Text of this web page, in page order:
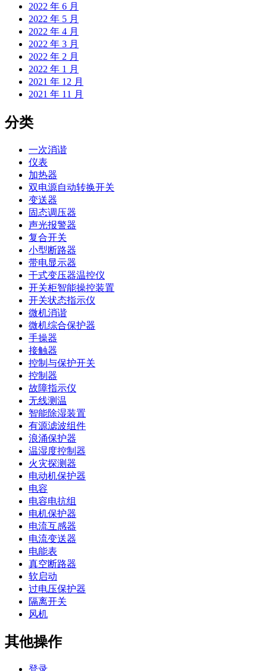
2022 年 6 月
2022 年 5 月
2022 年 4 月
2022 年 3 月
2022 年 2 月
2022 年 1 月
2021 年 12 月
2021 年 11 月
分类
一次消谐
仪表
加热器
双电源自动转换开关
变送器
固态调压器
声光报警器
复合开关
小型断路器
带电显示器
干式变压器温控仪
开关柜智能操控装置
开关状态指示仪
微机消谐
微机综合保护器
手操器
接触器
控制与保护开关
控制器
故障指示仪
无线测温
智能除湿装置
有源滤波组件
浪涌保护器
温湿度控制器
火灾探测器
电动机保护器
电容
电容电抗组
电机保护器
电流互感器
电流变送器
电能表
真空断路器
软启动
过电压保护器
隔离开关
风机
其他操作